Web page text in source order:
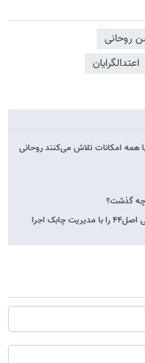
روحانی
اعتدالگرایان
همه امکانات تلاش می‌کنند روحانی
چه گذشت؟
آیت‌الله هاشمی: دولت یازدهم سیاست‌های کلی اصل۴۴ را با مدیریت چابک اجرا